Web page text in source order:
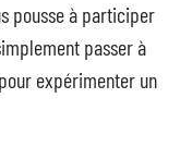
pousse à participer
passer à
expérimenter un